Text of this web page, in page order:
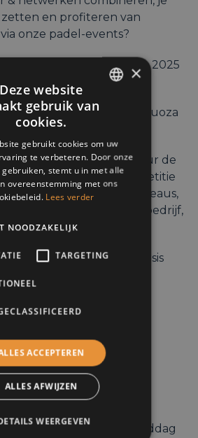
en profiteren van
onze padel-events?
van onze 14 sessies in 2025
B19-prijs.
en inclusief, de Vertuoza
iedereen!
is de Vertuoza Padel Tour de
in België. De competitie
voor spelers van alle niveaus,
gebeurt namens een bedrijf,
categorieën op basis
spelers
spelers
uit twee fasen:
op vrijdagmiddag
ENGLISH
DUTCH
×
Deze website
gebruik van
cookies.
gebruikt cookies om uw
te verbeteren. Door onze
stemt u in met alle
overeenstemming met ons
Lees verder
NOODZAKELIJK
TARGETING
ACCEPTEREN
ALLES AFWIJZEN
WEERGEVEN